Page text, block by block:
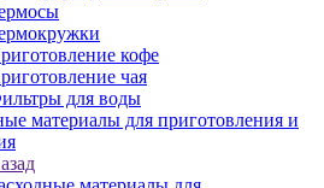
кофе
чая
для воды
материалы для приготовления и